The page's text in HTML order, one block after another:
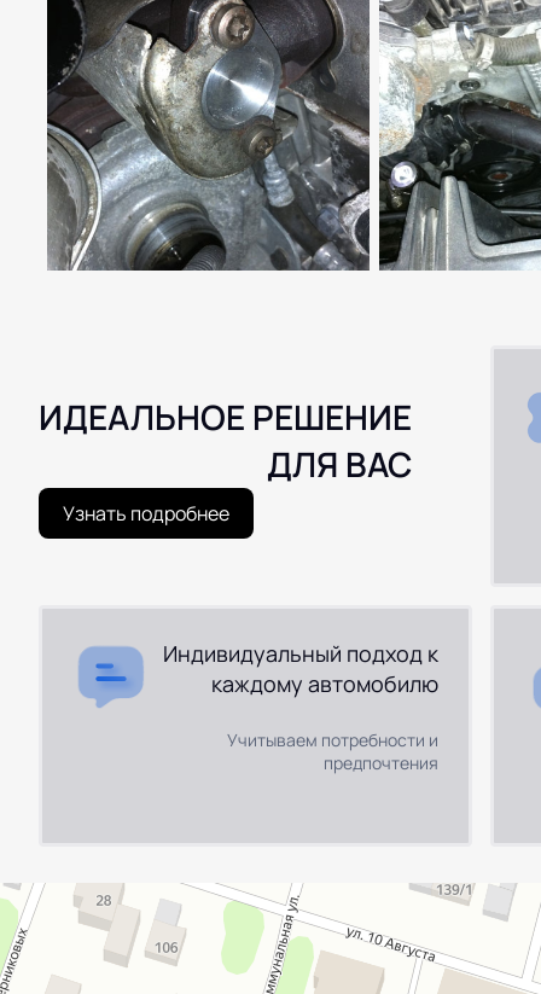
ИДЕАЛЬНОЕ РЕШЕНИЕ
ДЛЯ ВАС
Узнать подробнее
Индивидуальный подход к
каждому автомобилю
Учитываем потребности и
предпочтения